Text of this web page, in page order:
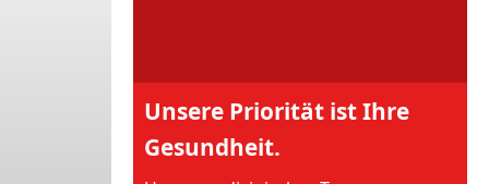
Unsere Priorität ist Ihre
Gesundheit.